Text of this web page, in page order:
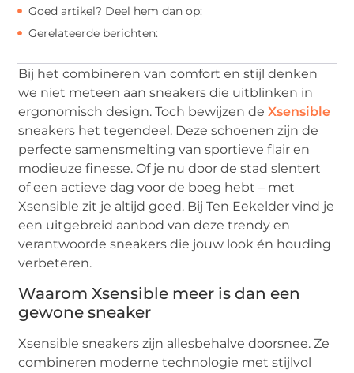
Goed artikel? Deel hem dan op:
Gerelateerde berichten:
Bij het combineren van comfort en stijl denken
we niet meteen aan sneakers die uitblinken in
ergonomisch design. Toch bewijzen deXsensible
sneakers het tegendeel. Deze schoenen zijn de
perfecte samensmelting van sportieve flair en
modieuze finesse. Of je nu door de stad slentert
of een actieve dag voor de boeg hebt – met
Xsensible zit je altijd goed. Bij Ten Eekelder vind je
een uitgebreid aanbod van deze trendy en
verantwoorde sneakers die jouw look én houding
verbeteren.
Waarom Xsensible meer is dan een
gewone sneaker
Xsensible sneakers zijn allesbehalve doorsnee. Ze
combineren moderne technologie met stijlvol